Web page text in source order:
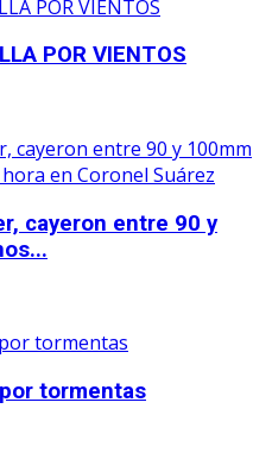
POR VIENTOS
cayeron entre 90 y
tormentas